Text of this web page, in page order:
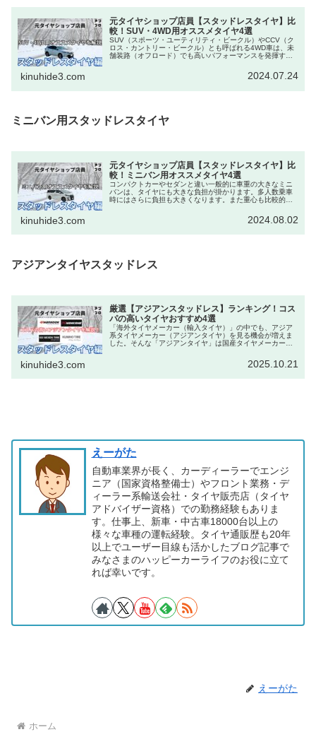
元タイヤショップ店員【スタッドレスタイヤ】比
較！SUV・4WD用オススメタイヤ4選
SUV（スポーツ・ユーティリティ・ビークル）やCCV（ク
ロス・カントリー・ビークル）とも呼ばれる4WD車は、未
舗装路（オフロード）でも高いパフォーマンスを発揮する
kinuhide3.com 2024.07.24
ミニバン用スタッドレスタイヤ
元タイヤショップ店員【スタッドレスタイヤ】比
較！ミニバン用オススメタイヤ4選
コンパクトカーやセダンと違い一般的に車重の大きなミニ
バンは、タイヤにも大きな負担が掛かります。多人数乗車
時にはさらに負担も大きくなります。また重心も比較的高
kinuhide3.com 2024.08.02
アジアンタイヤスタッドレス
厳選【アジアンスタッドレス】ランキング！コス
パの高いタイヤおすすめ4選
「海外タイヤメーカー（輸入タイヤ）」の中でも、アジア
系タイヤメーカー（アジアンタイヤ）を見る機会が増えま
した。そんな「アジアンタイヤ」は国産タイヤメーカーと
kinuhide3.com 2025.10.21
えーがた
自動車業界が長く、カーディーラーでエンジ
ニア（国家資格整備士）やフロント業務・デ
ィーラー系輸送会社・タイヤ販売店（タイヤ
アドバイザー資格）での勤務経験もありま
す。仕事上、新車・中古車18000台以上の
様々な車種の運転経験。タイヤ通販歴も20年
以上でユーザー目線も活かしたブログ記事で
みなさまのハッピーカーライフのお役に立て
れば幸いです。
えーがた
ホーム